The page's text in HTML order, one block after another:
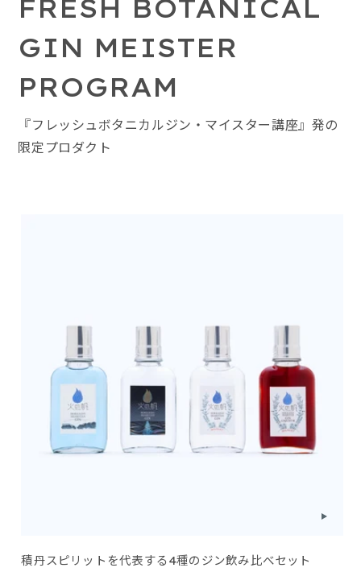
FRESH BOTANICAL
GIN MEISTER
PROGRAM
『フレッシュボタニカルジン・マイスター講座』発の
限定プロダクト
積丹スピリットを代表する4種のジン飲み比べセット